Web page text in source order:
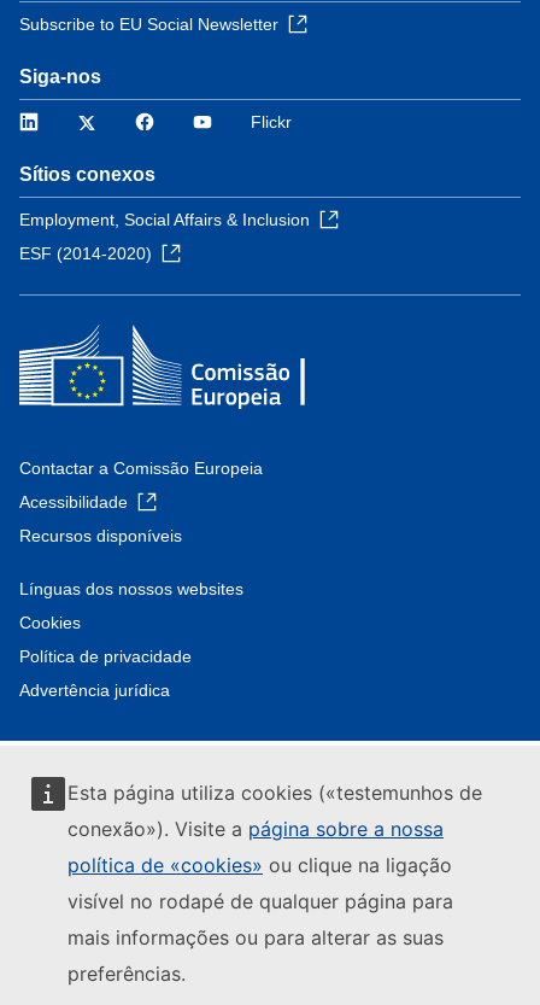
Esta página utiliza cookies («testemunhos de
conexão»). Visite a página sobre a nossa
política de «cookies» ou clique na ligação
visível no rodapé de qualquer página para
mais informações ou para alterar as suas
preferências.
Subscribe to EU Social Newsletter
Siga-nos
LinkedIn Twitter FacebookYouTube
Flickr
Sítios conexos
Employment, Social Affairs & Inclusion
ESF (2014-2020)
Contactar a Comissão Europeia
Acessibilidade
Recursos disponíveis
Línguas dos nossos websites
Cookies
Política de privacidade
Advertência jurídica